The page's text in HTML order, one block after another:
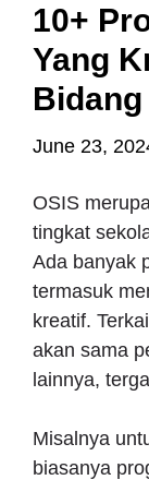
10+
Yang
Bidang
June 23,
OSIS
tingkat
Ada banyak
termasuk
kreatif.
akan sama
lainnya,
Misalnya
biasanya